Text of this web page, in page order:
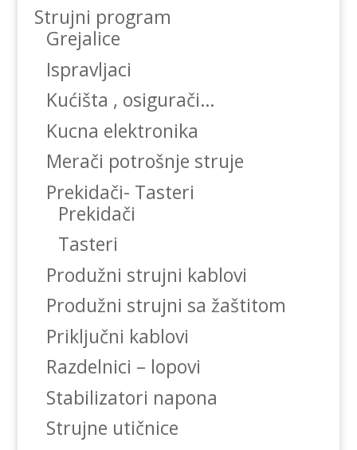
Strujni program
Grejalice
Ispravljaci
Kućišta , osigurači…
Kucna elektronika
Merači potrošnje struje
Prekidači- Tasteri
Prekidači
Tasteri
Produžni strujni kablovi
Produžni strujni sa žaštitom
Priključni kablovi
Razdelnici – lopovi
Stabilizatori napona
Strujne utičnice